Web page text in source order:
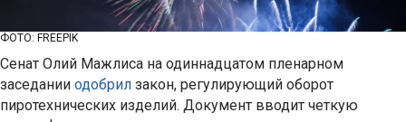
ФОТО: FREEPIK
Сенат Олий Мажлиса на одиннадцатом пленарном
заседании одобрил закон, регулирующий оборот
пиротехнических изделий. Документ вводит четкую